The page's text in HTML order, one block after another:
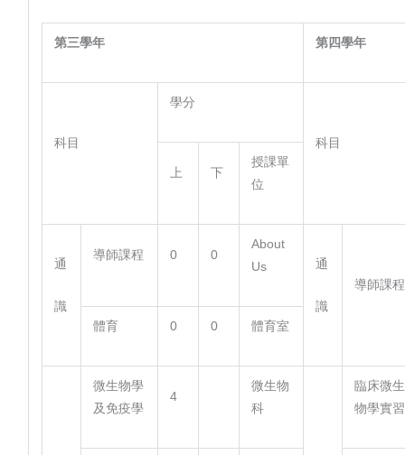
第三學年 第四學年
科目
學分
科目
上 下
授課單
位
通
識
導師課程 0 0
About
Us
通
識
導師課程
體育 0 0 體育室
微生物學
及免疫學
4
微生物
科
臨床微生
物學實習